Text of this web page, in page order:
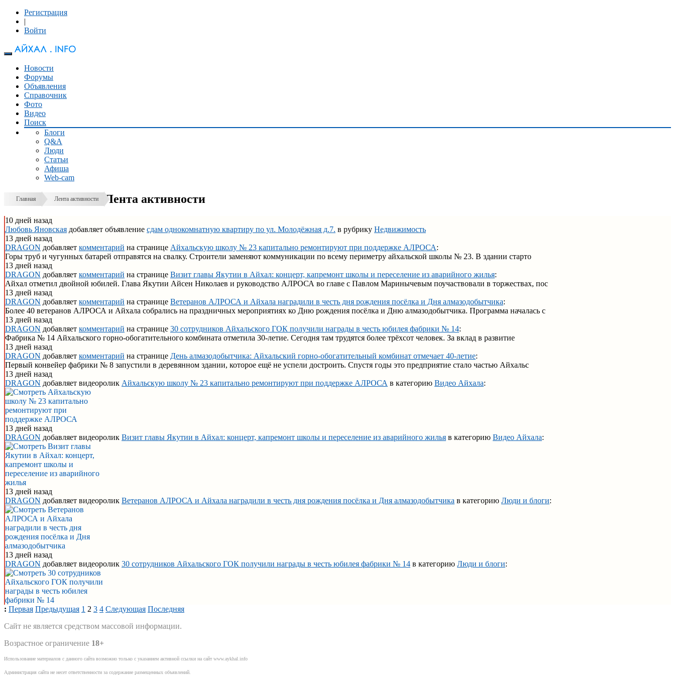
Регистрация
|
Войти
Новости
Форумы
Объявления
Справочник
Фото
Видео
Поиск
Блоги
Q&A
Люди
Статьи
Афиша
Web-cam
Главная Лента активности Лента активности
10 дней назад
Любовь Яновская добавляет объявление сдам однокомнатную квартиру по ул. Молодёжная д.7. в рубрику Недвижимость
13 дней назад
DRAGON добавляет комментарий на странице Айхальскую школу № 23 капитально ремонтируют при поддержке АЛРОСА:
Горы труб и чугунных батарей отправятся на свалку. Строители заменяют коммуникации по всему периметру айхальской школы № 23. В здании старто
13 дней назад
DRAGON добавляет комментарий на странице Визит главы Якутии в Айхал: концерт, капремонт школы и переселение из аварийного жилья:
Айхал отметил двойной юбилей. Глава Якутии Айсен Николаев и руководство АЛРОСА во главе с Павлом Маринычевым поучаствовали в торжествах, пос
13 дней назад
DRAGON добавляет комментарий на странице Ветеранов АЛРОСА и Айхала наградили в честь дня рождения посёлка и Дня алмазодобытчика:
Более 40 ветеранов АЛРОСА и Айхала собрались на праздничных мероприятиях ко Дню рождения посёлка и Дню алмазодобытчика. Программа началась с
13 дней назад
DRAGON добавляет комментарий на странице 30 сотрудников Айхальского ГОК получили награды в честь юбилея фабрики № 14:
Фабрика № 14 Айхальского горно-обогатительного комбината отметила 30-летие. Сегодня там трудятся более трёхсот человек. За вклад в развитие
13 дней назад
DRAGON добавляет комментарий на странице День алмазодобытчика: Айхальский горно-обогатительный комбинат отмечает 40-летие:
Первый конвейер фабрики № 8 запустили в деревянном здании, которое ещё не успели достроить. Спустя годы это предприятие стало частью Айхальс
13 дней назад
DRAGON добавляет видеоролик Айхальскую школу № 23 капитально ремонтируют при поддержке АЛРОСА в категорию Видео Айхала:
13 дней назад
DRAGON добавляет видеоролик Визит главы Якутии в Айхал: концерт, капремонт школы и переселение из аварийного жилья в категорию Видео Айхала:
13 дней назад
DRAGON добавляет видеоролик Ветеранов АЛРОСА и Айхала наградили в честь дня рождения посёлка и Дня алмазодобытчика в категорию Люди и блоги:
13 дней назад
DRAGON добавляет видеоролик 30 сотрудников Айхальского ГОК получили награды в честь юбилея фабрики № 14 в категорию Люди и блоги:
: Первая Предыдущая 1 2 3 4 Следующая Последняя
Сайт не является средством массовой информации.
Возрастное ограничение 18+
Использование материалов с данного сайта возможно только с указанием активной ссылки на сайт www.aykhal.info
Администрация сайта не несет ответственности за содержание размещенных объявлений.